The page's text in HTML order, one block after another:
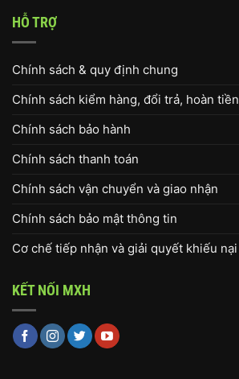
HỖ TRỢ
Chính sách & quy định chung
Chính sách kiểm hàng, đổi trả, hoàn tiền
Chính sách bảo hành
Chính sách thanh toán
Chính sách vận chuyển và giao nhận
Chính sách bảo mật thông tin
Cơ chế tiếp nhận và giải quyết khiếu nại
KẾT NỐI MXH